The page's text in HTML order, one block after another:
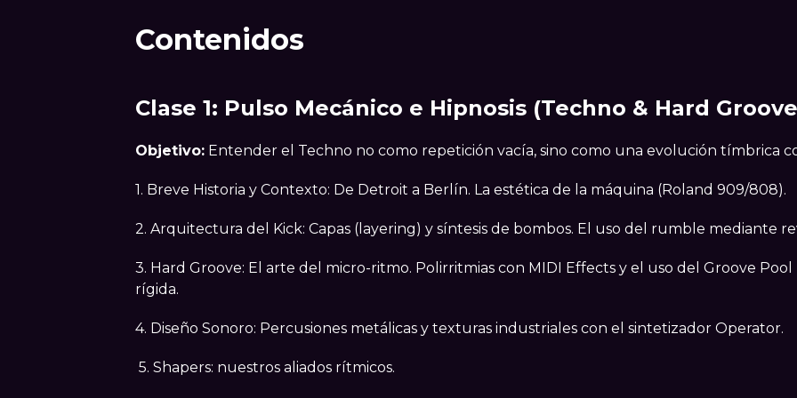
Contenidos
Clase 1: Pulso Mecánico e Hipnosis (Techno & Hard
Objetivo: Entender el Techno no como repetición vacía, sino como una evolución tímbrica
1. Breve Historia y Contexto: De Detroit a Berlín. La estética de la máquina (Roland 909/808).
2. Arquitectura del Kick: Capas (layering) y síntesis de bombos. El uso del rumble mediante
3. Hard Groove: El arte del micro-ritmo. Polirritmias con MIDI Effects y el uso del Groove
rígida.
4. Diseño Sonoro: Percusiones metálicas y texturas industriales con el sintetizador Operator.
5. Shapers: nuestros aliados rítmicos.